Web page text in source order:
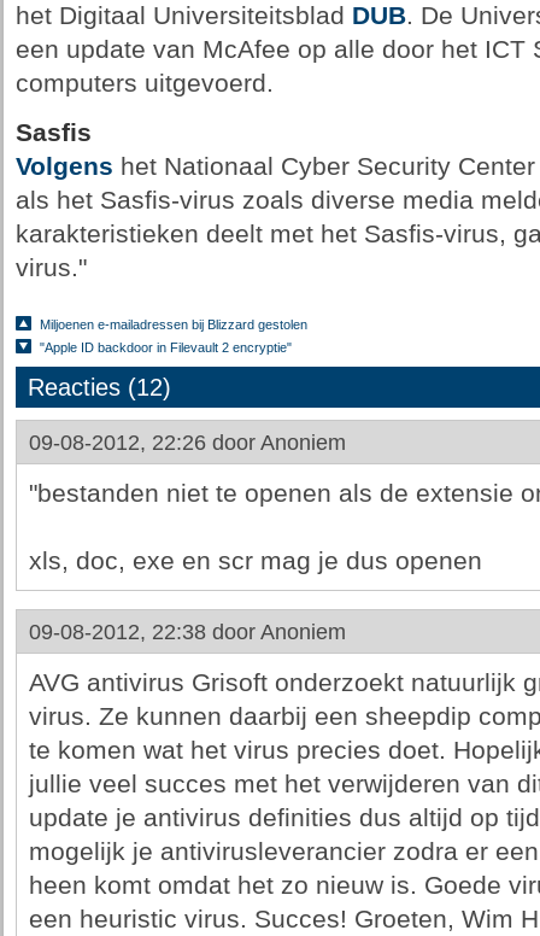
het Digitaal Universiteitsblad DUB. De
een update van McAfee op alle door het ICT
computers uitgevoerd.
Sasfis
Volgens het Nationaal Cyber Security
als het Sasfis-virus zoals diverse media
karakteristieken deelt met het Sasfis-virus,
virus."
Miljoenen e-mailadressen bij Blizzard gestolen
"Apple ID backdoor in Filevault 2 encryptie"
Reacties (12)
09-08-2012, 22:26 door Anoniem
"bestanden niet te openen als de extensie
xls, doc, exe en scr mag je dus openen
09-08-2012, 22:38 door Anoniem
AVG antivirus Grisoft onderzoekt natuurlijk
virus. Ze kunnen daarbij een sheepdip
te komen wat het virus precies doet.
jullie veel succes met het verwijderen van
update je antivirus definities dus altijd op
mogelijk je antivirusleverancier zodra er
heen komt omdat het zo nieuw is. Goede
een heuristic virus. Succes! Groeten, Wim H